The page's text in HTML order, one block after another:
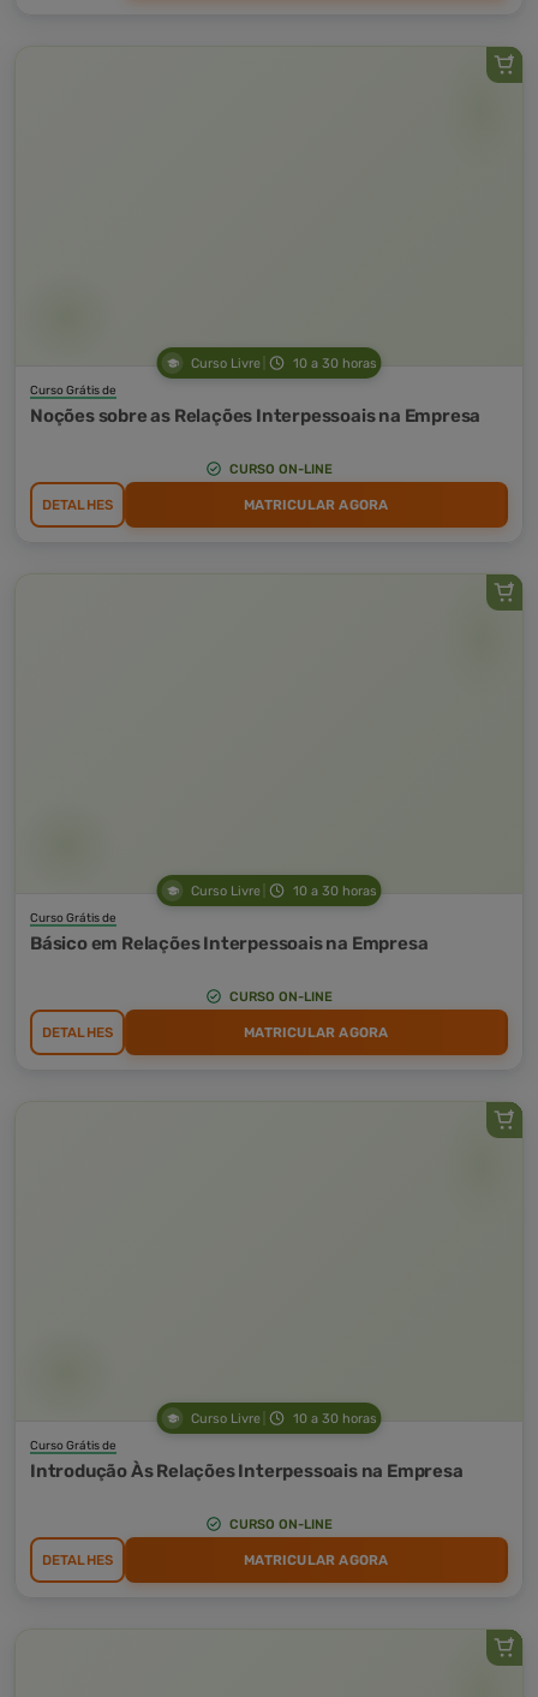
Curso Livre 10 a 30 horas
Curso Grátis de
Noções sobre as Relações Interpessoais na Empresa
CURSO ON-LINE
DETALHES MATRICULAR AGORA
Curso Livre 10 a 30 horas
Curso Grátis de
Básico em Relações Interpessoais na Empresa
CURSO ON-LINE
DETALHES MATRICULAR AGORA
Curso Livre 10 a 30 horas
Curso Grátis de
Introdução Às Relações Interpessoais na Empresa
CURSO ON-LINE
DETALHES MATRICULAR AGORA